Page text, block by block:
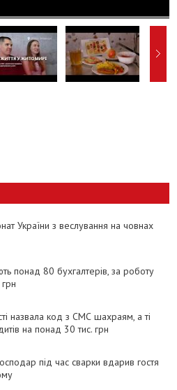
України з веслування на човнах
понад 80 бухгалтерів, за роботу
назвала код з СМС шахраям, а ті
на понад 30 тис. грн
під час сварки вдарив гостя